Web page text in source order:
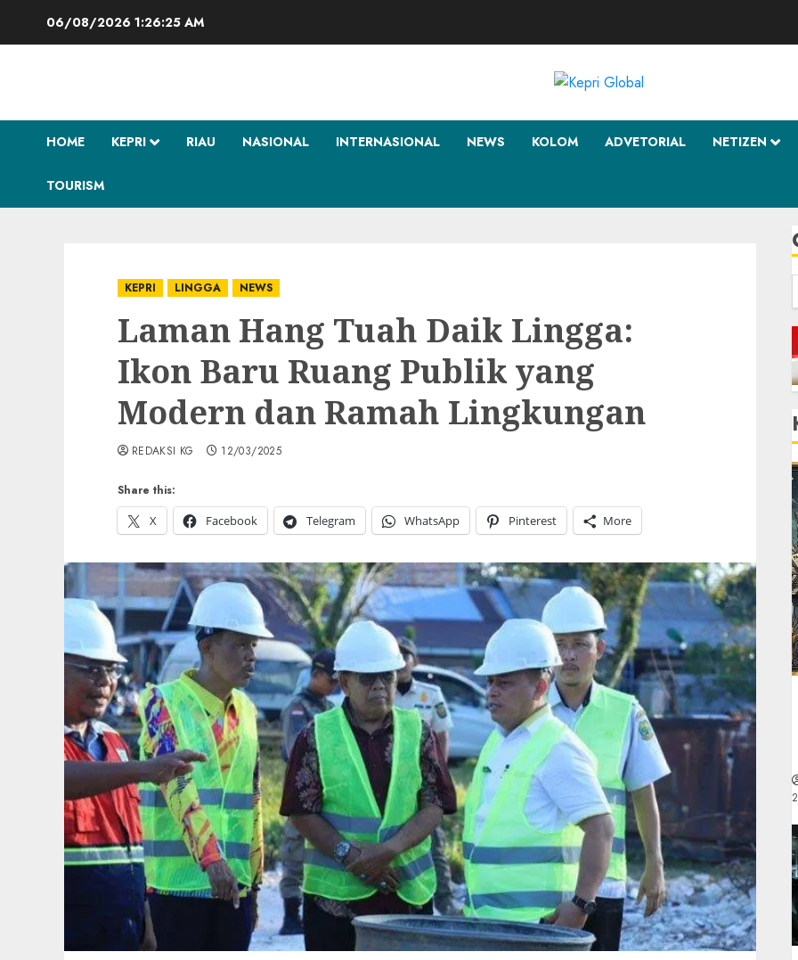
06/08/2026 1:26:26 AM
HOME KEPRI RIAU NASIONAL INTERNASIONAL NEWS KOLOM ADVETORIAL NETIZEN
TOURISM
KEPRI LINGGA NEWS
Laman Hang Tuah Daik Lingga:
Ikon Baru Ruang Publik yang
Modern dan Ramah Lingkungan
Share this:
X
Facebook Telegram WhatsApp Pinterest More
REDAKSI KG 12/03/2025